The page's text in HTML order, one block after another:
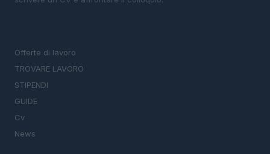
Offerte di lavoro
TROVARE LAVORO
STIPENDI
GUIDE
Cv
News